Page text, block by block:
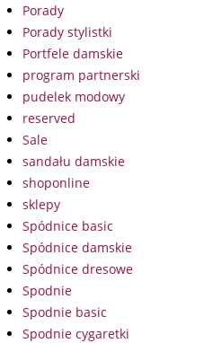
Porady
Porady stylistki
Portfele damskie
program partnerski
pudelek modowy
reserved
Sale
sandału damskie
shoponline
sklepy
Spódnice basic
Spódnice damskie
Spódnice dresowe
Spodnie
Spodnie basic
Spodnie cygaretki